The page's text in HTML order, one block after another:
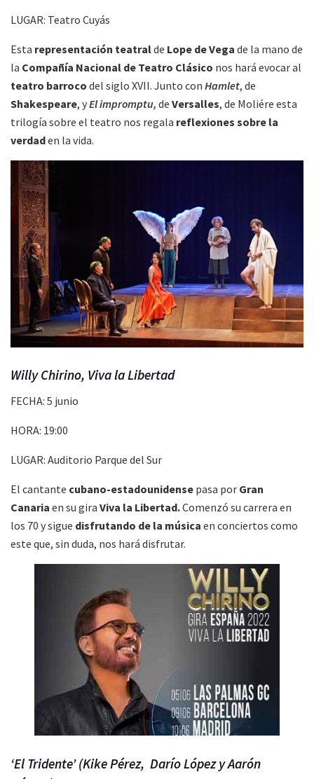
LUGAR: Teatro Cuyás
Esta representación teatralde Lope de Vega de la mano de
la Compañía Nacional de Teatro Clásico nos hará evocar al
teatro barroco del siglo XVII. Junto con Hamlet, de
Shakespeare, yEl impromptu, de Versalles, de Moliére esta
trilogía sobre el teatro nos regala reflexiones sobre la
verdaden la vida.
Willy Chirino, Viva la Libertad
FECHA: 5 junio
HORA: 19:00
LUGAR: Auditorio Parque del Sur
El cantante cubano-estadounidense pasa por Gran
Canaria en su gira Viva la Libertad.Comenzó su carrera en
los 70 y sigue disfrutando de la música en conciertos como
este que, sin duda, nos hará disfrutar.
‘El Tridente’ (Kike Pérez, Darío López y Aarón